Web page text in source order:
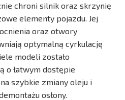
chroni silnik oraz skrzynię
elementy pojazdu. Jej
oraz otwory
optymalną cyrkulację
modeli zostało
o łatwym dostępie
szybkie zmiany oleju i
osłony.